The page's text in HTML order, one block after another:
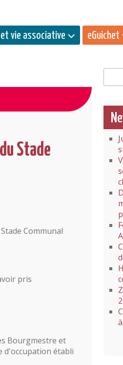
vie associative eGuichet
Stade
Communal
pris
Bourgmestre et
d'occupation établi